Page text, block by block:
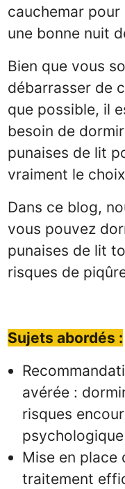
cauchemar
une bonne nuit
Bien que vous
débarrasser de
que possible, il
besoin de
punaises de lit
vraiment le
Dans ce blog,
vous pouvez
punaises de lit
risques de
Sujets abordés :
avérée :
risques
psychologique
Mise en place
traitement